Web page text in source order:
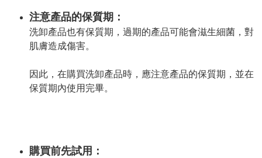
注意產品的保質期：
洗卸產品也有保質期，過期的產品可能會滋生細菌，對
肌膚造成傷害。
因此，在購買洗卸產品時，應注意產品的保質期，並在
保質期內使用完畢。
購買前先試用：